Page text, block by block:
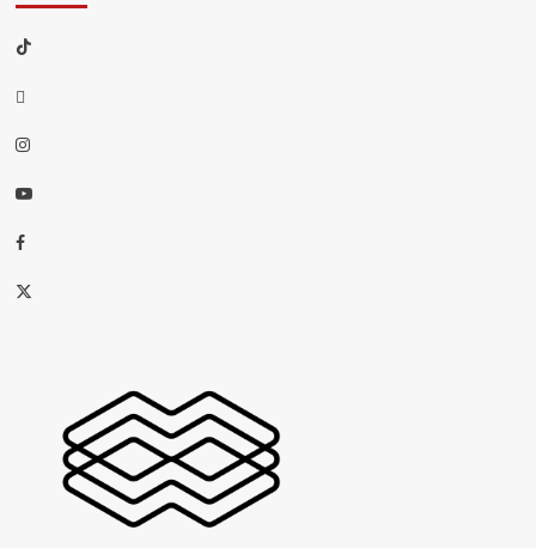
TikTok
threads
Instagram
Youtube
Facebook
X